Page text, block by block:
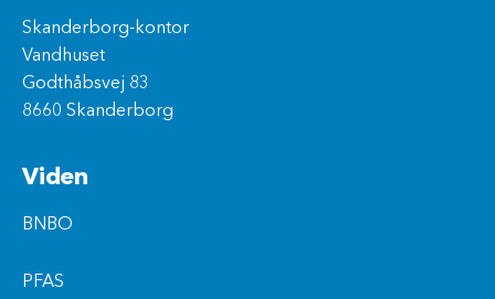
Skanderborg-kontor
Vandhuset
Godthåbsvej 83
8660 Skanderborg
Viden
BNBO
PFAS